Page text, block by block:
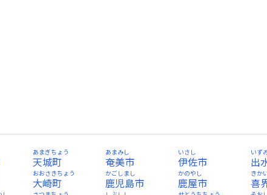
天城町
あまぎちょう
奄美市
あまみし
伊佐市
いさし
出
いず
大崎町
おおさきちょう
鹿児島市
かごしまし
鹿屋市
かのやし
喜
きか